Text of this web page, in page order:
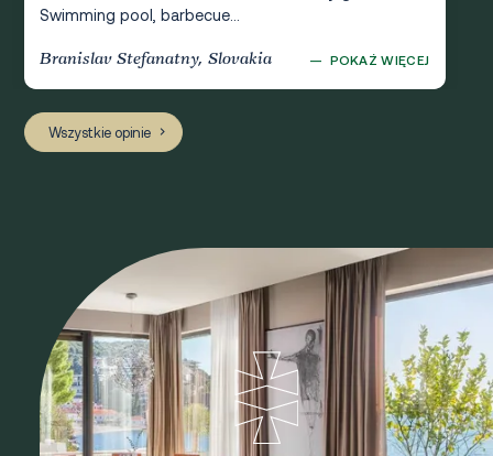
Swimming pool, barbecue...
Branislav Stefanatny, Slovakia — POKAŻ WIĘCEJ
Wszystkie opinie